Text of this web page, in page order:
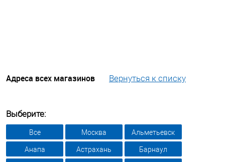
Адреса всех магазинов Вернуться к списку
Выберите:
Все Москва Альметьевск
Анапа Астрахань Барнаул